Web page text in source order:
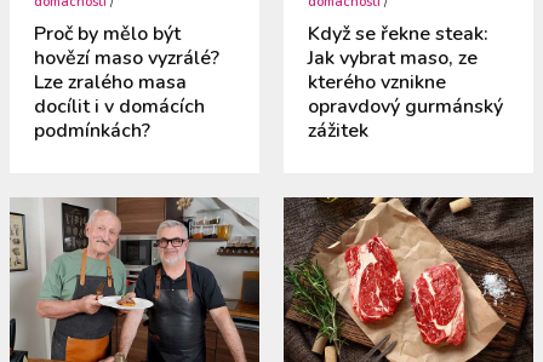
Proč by mělo být
hovězí maso vyzrálé?
Lze zralého masa
docílit i v domácích
podmínkách?
Když se řekne steak:
Jak vybrat maso, ze
kterého vznikne
opravdový gurmánský
zážitek